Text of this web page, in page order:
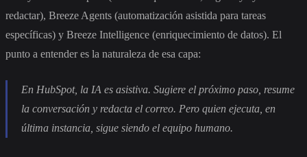
redactar), Breeze Agents (automatización asistida para tareas
específicas) y Breeze Intelligence (enriquecimiento de datos). El
punto a entender es la naturaleza de esa capa:
En HubSpot, la IA es asistiva. Sugiere el próximo paso, resume
la conversación y redacta el correo. Pero quien ejecuta, en
última instancia, sigue siendo el equipo humano.